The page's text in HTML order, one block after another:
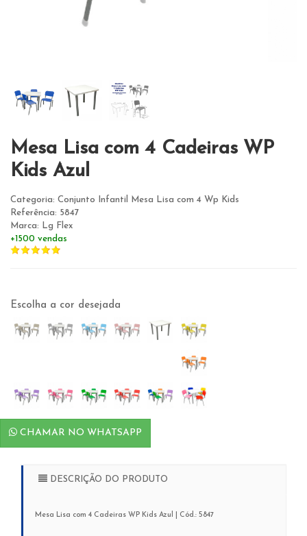
Mesa Lisa com 4 Cadeiras WP
Kids Azul
Categoria: Conjunto Infantil Mesa Lisa com 4 Wp Kids
Referência: 5847
Marca: Lg Flex
+1500 vendas
Escolha a cor desejada
CHAMAR NO WHATSAPP
DESCRIÇÃO DO PRODUTO
Mesa Lisa com 4 Cadeiras WP Kids Azul | Cód.: 5847